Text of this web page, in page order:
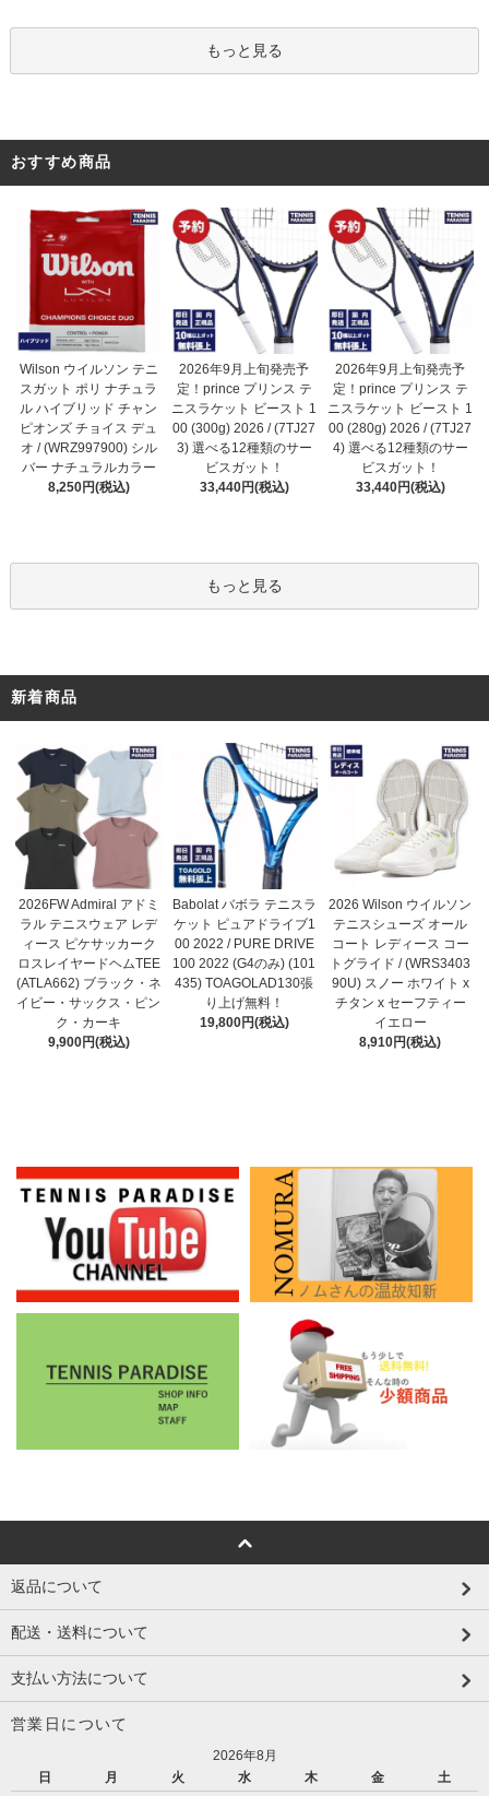
もっと見る
おすすめ商品
Wilson ウイルソン テニ
スガット ポリ ナチュラ
ル ハイブリッド チャン
ピオンズ チョイス デュ
オ / (WRZ997900) シル
バー ナチュラルカラー
8,250円(税込)
2026年9月上旬発売予
定！prince プリンス テ
ニスラケット ビースト 1
00 (300g) 2026 / (7TJ27
3) 選べる12種類のサー
ビスガット！
33,440円(税込)
2026年9月上旬発売予
定！prince プリンス テ
ニスラケット ビースト 1
00 (280g) 2026 / (7TJ27
4) 選べる12種類のサー
ビスガット！
33,440円(税込)
もっと見る
新着商品
2026FW Admiral アドミ
ラル テニスウェア レデ
ィース ピケサッカーク
ロスレイヤードヘムTEE
(ATLA662) ブラック・ネ
イビー・サックス・ピン
ク・カーキ
9,900円(税込)
Babolat バボラ テニスラ
ケット ピュアドライブ1
00 2022 / PURE DRIVE
100 2022 (G4のみ) (101
435) TOAGOLAD130張
り上げ無料！
19,800円(税込)
2026 Wilson ウイルソン
テニスシューズ オール
コート レディース コー
トグライド / (WRS3403
90U) スノー ホワイト x
チタン x セーフティー
イエロー
8,910円(税込)
返品について
配送・送料について
支払い方法について
営業日について
2026年8月
日
月 火 水 木 金
土